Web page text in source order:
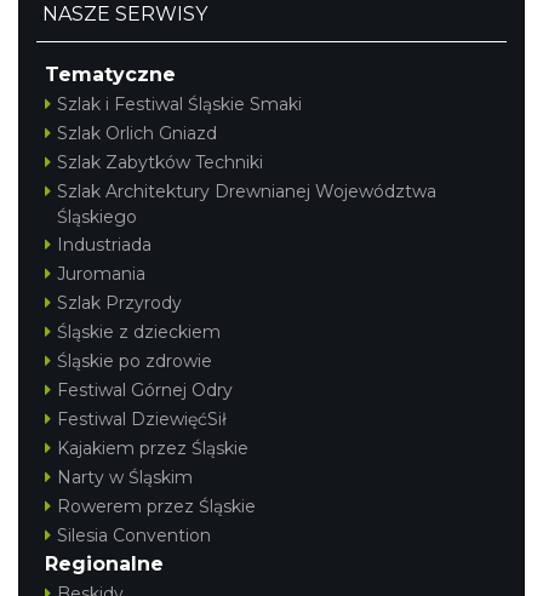
NASZE SERWISY
Tematyczne
Szlak i Festiwal Śląskie Smaki
Szlak Orlich Gniazd
Szlak Zabytków Techniki
Szlak Architektury Drewnianej Województwa
Śląskiego
Industriada
Juromania
Szlak Przyrody
Śląskie z dzieckiem
Śląskie po zdrowie
Festiwal Górnej Odry
Festiwal DziewięćSił
Kajakiem przez Śląskie
Narty w Śląskim
Rowerem przez Śląskie
Silesia Convention
Regionalne